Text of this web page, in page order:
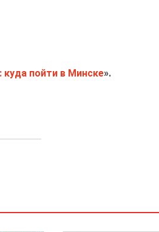
куда пойти в Минске».